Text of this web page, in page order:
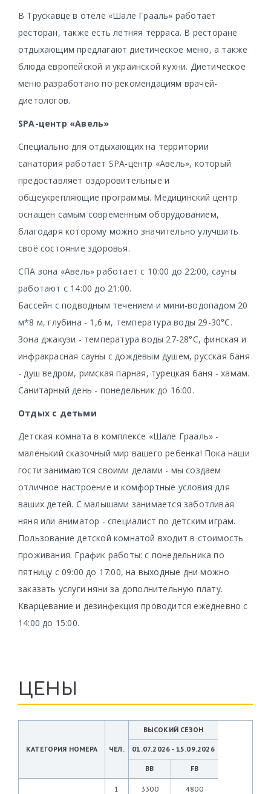
В Трускавце в отеле «Шале Грааль» работает
ресторан, также есть летняя терраса. В ресторане
отдыхающим предлагают диетическое меню, а также
блюда европейской и украинской кухни. Диетическое
меню разработано по рекомендациям врачей-
диетологов.
SPA-центр «Авель»
Специально для отдыхающих на территории
санатория работает SPA-центр «Авель», который
предоставляет оздоровительные и
общеукрепляющие программы. Медицинский центр
оснащен самым современным оборудованием,
благодаря которому можно значительно улучшить
своё состояние здоровья.
СПА зона «Авель» работает с 10:00 до 22:00, сауны
работают с 14:00 до 21:00.
Бассейн с подводным течением и мини-водопадом 20
м*8 м, глубина - 1,6 м, температура воды 29-30°С.
Зона джакузи - температура воды 27-28°С, финская и
инфракрасная сауны с дождевым душем, русская баня
- душ ведром, римская парная, турецкая баня - хамам.
Санитарный день - понедельник до 16:00.
Отдых с детьми
Детская комната в комплексе «Шале Грааль» -
маленький сказочный мир вашего ребенка! Пока наши
гости занимаются своими делами - мы создаем
отличное настроение и комфортные условия для
ваших детей. С малышами занимается заботливая
няня или аниматор - специалист по детским играм.
Пользование детской комнатой входит в стоимость
проживания. График работы: с понедельника по
пятницу с 09:00 до 17:00, на выходные дни можно
заказать услуги няни за дополнительную плату.
Кварцевание и дезинфекция проводится ежедневно с
14:00 до 15:00.
ЦЕНЫ
КАТЕГОРИЯ НОМЕРА ЧЕЛ.
ВЫСОКИЙ СЕЗОН
01.07.2026 - 15.09.2026
BB FB
1 3300 4800